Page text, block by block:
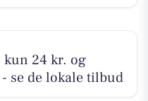
24 kr. og
se de lokale tilbud